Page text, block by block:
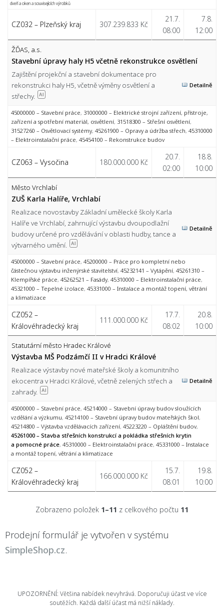
dveří a oken a souvisejících výrobků
CZ032 – Plzeňský kraj 307.239.833 Kč
21.7.
08:00
7.8.
12:00
ŽĎAS, a.s.
Stavební úpravy haly H5 včetně rekonstrukce osvětlení
Zajištění projekční a stavební dokumentace pro
rekonstrukci haly H5, včetně výměny osvětlení a
střechy.
AI
Detailně
45000000 – Stavební práce, 31000000 – Elektrické strojní zařízení, přístroje,
zařízení a spotřební materiál, osvětlení, 31518300 – Střešní osvětlení,
31527260 – Osvětlovací systémy, 45261900 – Opravy a údržba střech, 45310000
– Elektroinstalační práce, 45454100 – Rekonstrukce budov
CZ063 – Vysočina 180.000.000 Kč
20.7.
02:00
18.8.
10:00
Město Vrchlabí
ZUŠ Karla Halíře, Vrchlabí
Realizace novostavby Základní umělecké školy Karla
Halíře ve Vrchlabí, zahrnující výstavbu dvoupodlažní
budovy určené pro vzdělávání v oblasti hudby, tance a
výtvarného umění.
AI
Detailně
45000000 – Stavební práce, 45200000 – Práce pro kompletní nebo
částečnou výstavbu inženýrské stavitelství, 45232141 – Vytápění, 45261310 –
Klempířské práce, 45262521 – Fasády, 45310000 – Elektroinstalační práce,
45321000 – Tepelné izolace, 45331000 – Instalace a montáž topení, větrání
a klimatizace
CZ052 –
Královéhradecký kraj
111.000.000 Kč
17.7.
08:02
20.8.
10:00
Statutární město Hradec Králové
Výstavba MŠ Podzámčí II v Hradci Králové
Realizace výstavby nové mateřské školy a komunitního
ekocentra v Hradci Králové, včetně zelených střech a
zahrady.
AI
Detailně
45000000 – Stavební práce, 45214000 – Stavební úpravy budov sloužících
vzdělání a výzkumu, 45214100 – Stavební úpravy budov mateřských škol,
45214800 – Výstavba vzdělávacích zařízení, 45223220 – Opláštění budov,
45261000 – Stavba střešních konstrukcí a pokládka střešních krytin
a pomocné práce, 45310000 – Elektroinstalační práce, 45331000 – Instalace
a montáž topení, větrání a klimatizace
CZ052 –
Královéhradecký kraj
166.000.000 Kč
15.7.
08:01
19.8.
10:00
Zobrazeno položek 1–11 z celkového počtu 11
Prodejní formulář je vytvořen v systému
SimpleShop.cz.
UPOZORNĚNÍ: Většina nabídek nevyhrává. Doporučuji účast ve více
soutěžích. Každá další účast má nižší náklady.